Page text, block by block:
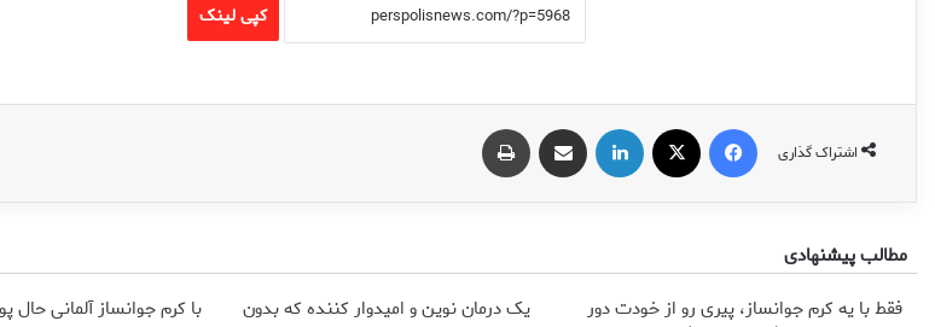
کپی لینک
اشتراک گذاری
فیس بوک لینکدین اشتراک گذاری از طریق ایمیل
مطالب پیشنهادی
فقط با یه کرم جوانساز، پیری رو از خودت دور
یک درمان نوین و امیدوار کننده که بدون
با کرم جوانساز آلمانی